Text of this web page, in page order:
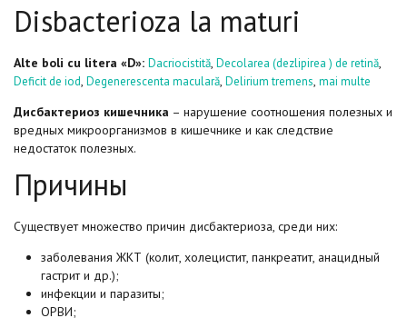
Disbacterioza la maturi
Alte boli cu litera «D»: Dacriocistită, Decolarea (dezlipirea ) de retină,
Deficit de iod, Degenerescenta maculară, Delirium tremens, mai multe
Дисбактериоз кишечника – нарушение соотношения полезных и
вредных микроорганизмов в кишечнике и как следствие
недостаток полезных.
Причины
Существует множество причин дисбактериоза, среди них:
заболевания ЖКТ (колит, холецистит, панкреатит, анацидный
гастрит и др.);
инфекции и паразиты;
ОРВИ;